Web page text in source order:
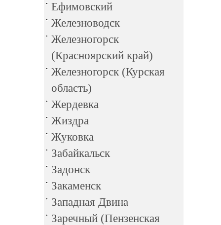
Ефимовский
Железноводск
Железногорск
(Красноярский край)
Железногорск (Курская
область)
Жердевка
Жиздра
Жуковка
Забайкальск
Задонск
Закаменск
Западная Двина
Заречный (Пензенская